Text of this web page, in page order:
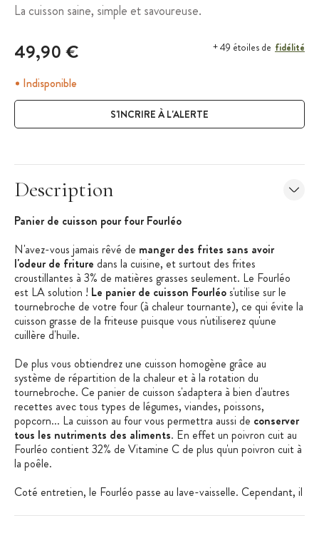
La cuisson saine, simple et savoureuse.
49,90 € + 49 étoiles de fidélité
Indisponible
S'INCRIRE À L'ALERTE
Description
Panier de cuisson pour four Fourléo
N'avez-vous jamais rêvé de manger des frites sans avoir
l'odeur de friture dans la cuisine, et surtout des frites
croustillantes à 3% de matières grasses seulement. Le Fourléo
est LA solution ! Le panier de cuisson Fourléos'utilise sur le
tournebroche de votre four (à chaleur tournante), ce qui évite la
cuisson grasse de la friteuse puisque vous n'utiliserez qu'une
cuillère d'huile.
De plus vous obtiendrez une cuisson homogène grâce au
système de répartition de la chaleur et à la rotation du
tournebroche. Ce panier de cuisson s'adaptera à bien d'autres
recettes avec tous types de légumes, viandes, poissons,
popcorn... La cuisson au four vous permettra aussi de conserver
tous les nutriments des aliments. En effet un poivron cuit au
Fourléo contient 32% de Vitamine C de plus qu'un poivron cuit à
la poêle.
Coté entretien, le Fourléo passe au lave-vaisselle. Cependant, il
chaude et frotter légèrement avec une éponge.